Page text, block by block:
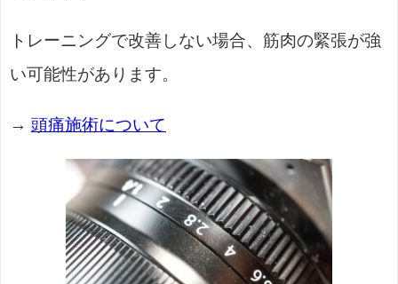
トレーニングで改善しない場合、筋肉の緊張が強
い可能性があります。
→ 頭痛施術について